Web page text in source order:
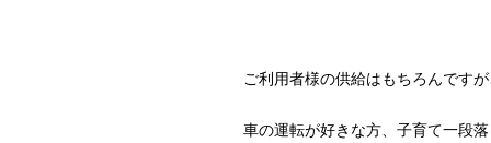
ご利用者様の供給はもちろんです
車の運転が好きな方、子育て一段